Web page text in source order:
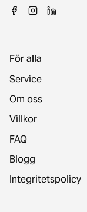
För alla
Service
Om oss
Villkor
FAQ
Blogg
Integritetspolicy